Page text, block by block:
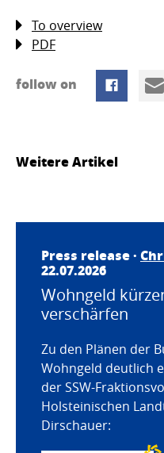
To overview
PDF
follow on
Weitere Artikel
Press release ·
22.07.2026
Wohngeld
verschärfen
Zu den Plänen der
Wohngeld deutlich
der SSW-
Holsteinischen
Dirschauer: